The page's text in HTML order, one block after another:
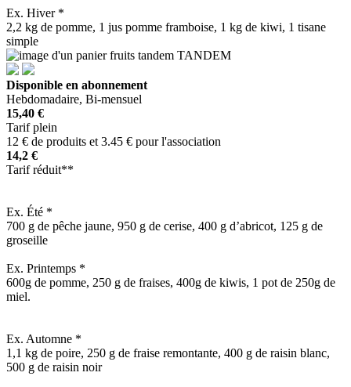
Ex. Hiver *
2,2 kg de pomme, 1 jus pomme framboise, 1 kg de kiwi, 1 tisane
simple
TANDEM
Disponible en abonnement
Hebdomadaire, Bi-mensuel
15,40 €
Tarif plein
12 € de produits et 3.45 € pour l'association
14,2 €
Tarif réduit**
Ex. Été *
700 g de pêche jaune, 950 g de cerise, 400 g d’abricot, 125 g de
groseille
Ex. Printemps *
600g de pomme, 250 g de fraises, 400g de kiwis, 1 pot de 250g de
miel.
Ex. Automne *
1,1 kg de poire, 250 g de fraise remontante, 400 g de raisin blanc,
500 g de raisin noir